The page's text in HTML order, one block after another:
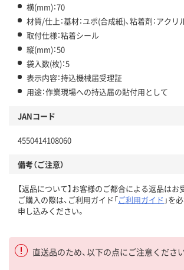
横(mm)：70
材質/仕上：基材：ユポ(合成紙)、粘着剤：アクリ
取付仕様：粘着シール
縦(mm)：50
袋入数(枚)：5
表示内容：持込機械届受理証
用途：作業現場への持込届の貼付用として
JANコード
4550414108060
備考（ご注意）
【返品について】お客様のご都合による返品はお
ご購入の際は、ご利用ガイド「ご利用ガイド 」を
申し込みください。
直送品のため、以下の点にご注意ください